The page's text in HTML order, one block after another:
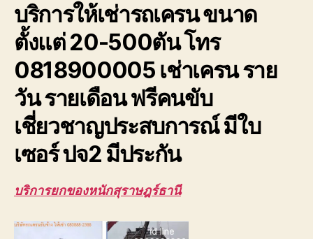
ของ
หนัก
ขึ้น
ดาดฟ้า
ตึก
สูง
ยก
ส่ง
บริการให้เช่ารถเครน ขนาด
ตั้งแต่ 20-500ตัน โทร
0818900005 เช่าเครน ราย
วัน รายเดือน ฟรีคนขับ
เชี่ยวชาญประสบการณ์ มีใบ
เซอร์ ปจ2 มีประกัน
บริการยกของหนักสุราษฎร์ธานี